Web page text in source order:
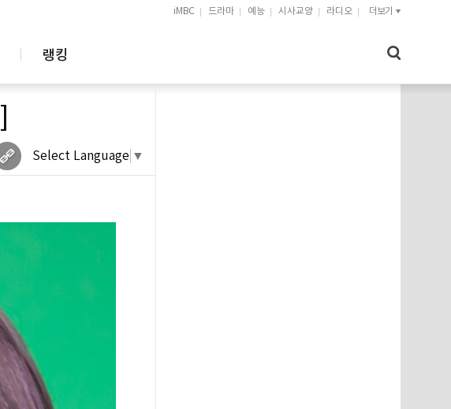
iMBC 드라마 예능 시사교양 라디오 더보기
랭킹
Select Language ▼